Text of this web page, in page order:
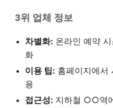
3위 업체 정보
차별화: 온라인 예약
화
이용 팁: 홈페이지에서
용
접근성: 지하철 ○○역